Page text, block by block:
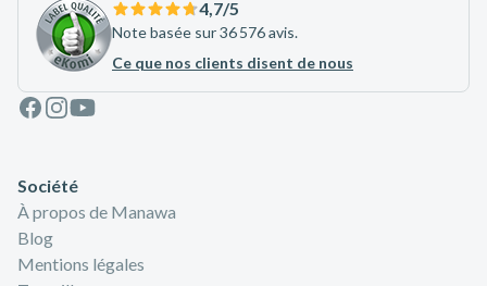
4,7/5
Note basée sur 36 576 avis.
Ce que nos clients disent de nous
Facebook
Instagram
Youtube
Société
À propos de Manawa
Blog
Mentions légales